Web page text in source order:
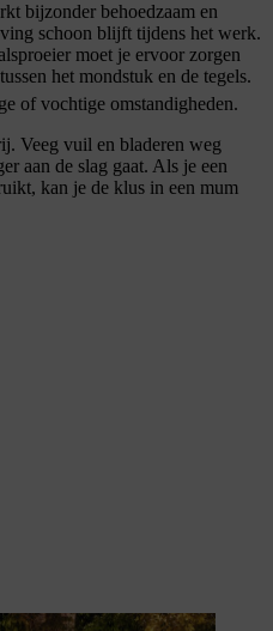
bijzonder behoedzaam en
schoon blijft tijdens het werk.
moet je ervoor zorgen
het mondstuk en de tegels.
of vochtige omstandigheden.
Veeg vuil en bladeren weg
aan de slag gaat. Als je een
kan je de klus in een mum